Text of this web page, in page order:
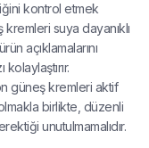
kontrol etmek
suya dayanıklı
açıklamalarını
güneş kremleri aktif
birlikte, düzenli
unutulmamalıdır.